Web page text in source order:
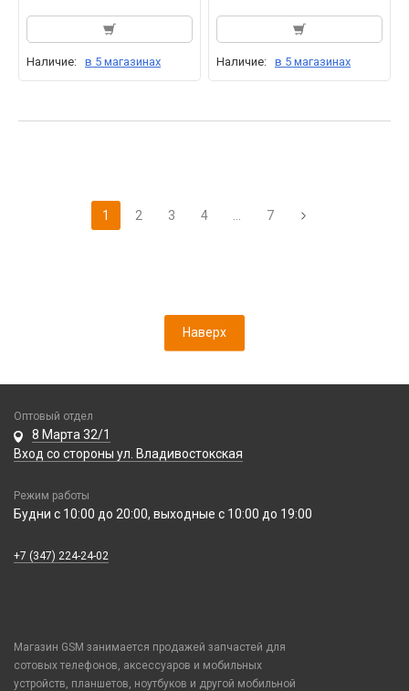
Наличие: в 5 магазинах Наличие: в 5 магазинах
1 2 3 4 ... 7
Наверх
Оптовый отдел
8 Марта 32/1
Вход со стороны ул. Владивостокская
Режим работы
Будни с 10:00 до 20:00, выходные с 10:00 до 19:00
+7 (347) 224-24-02
Магазин GSM занимается продажей запчастей для
сотовых телефонов, аксессуаров и мобильных
устройств, планшетов, ноутбуков и другой мобильной